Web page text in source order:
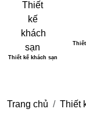
Thiết kế khách sạn
Trang chủ Thiết